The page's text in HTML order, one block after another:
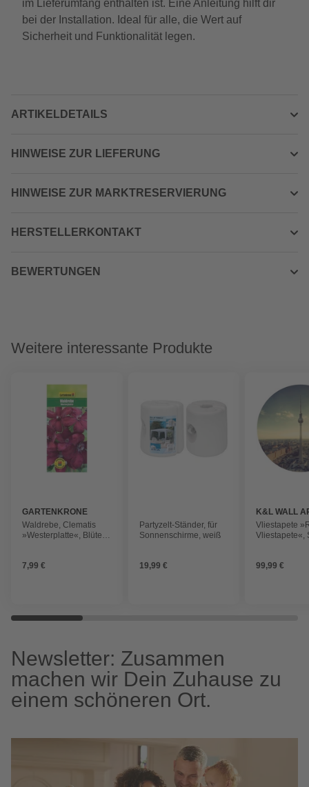
im Lieferumfang enthalten ist. Eine Anleitung hilft dir
bei der Installation. Ideal für alle, die Wert auf
Sicherheit und Funktionalität legen.
ARTIKELDETAILS
HINWEISE ZUR LIEFERUNG
HINWEISE ZUR MARKTRESERVIERUNG
HERSTELLERKONTAKT
BEWERTUNGEN
Weitere interessante Produkte
GARTENKRONE
Waldrebe, Clematis
»Westerplatte«, Blüte:
7,99 €
Partyzelt-Ständer, für
Sonnenschirme, weiß
19,99 €
K&L WALL
Vliestapete
Vliestapete«,
99,99 €
Newsletter: Zusammen
machen wir Dein Zuhause zu
einem schöneren Ort.